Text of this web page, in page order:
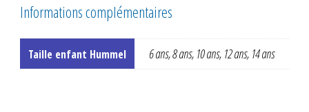
Informations complémentaires
Taille enfant Hummel 6 ans, 8 ans, 10 ans, 12 ans, 14 ans